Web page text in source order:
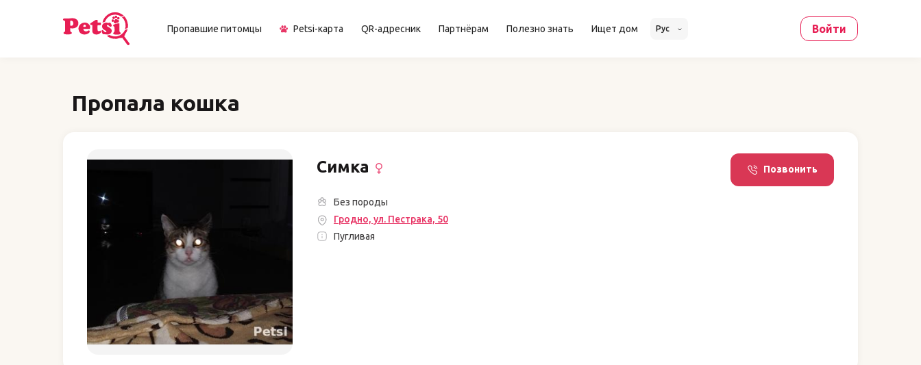
Пропавшие питомцы Petsi-карта QR-адресник Партнёрам Полезно знать Ищет дом Рус Войти
Пропала кошка
Симка Позвонить
Без породы
Гродно, ул. Пестрака, 50
Пугливая